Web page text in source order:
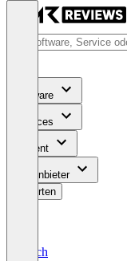
Software
Services
Content
Für Anbieter
Bewerten
Deutsch